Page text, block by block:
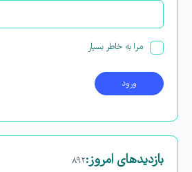
مرا به خاطر بسپار
بازدیدهای امروز:۸۹۲